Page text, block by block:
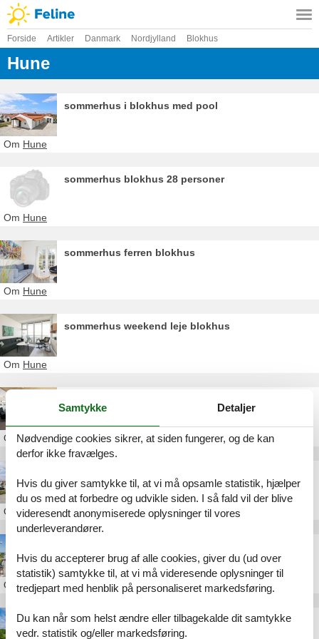
Forside Artikler Danmark Nordjylland Blokhus
Hune
sommerhus i blokhus med pool
Om Hune
sommerhus blokhus 28 personer
Om Hune
sommerhus ferren blokhus
Om Hune
sommerhus weekend leje blokhus
Om Hune
OmHune
OmHune
OmHune
sommerhus langtidsleje blokhus
Samtykke Detaljer
Nødvendige cookies sikrer, at siden fungerer, og de kan
derfor ikke fravælges.
Hvis du giver samtykke til, at vi må opsamle statistik, hjælper
du os med at forbedre og udvikle siden. I så fald vil der blive
videresendt anonymiserede oplysninger til vores
underleverandører.
Hvis du accepterer brug af alle cookies, giver du (ud over
statistik) samtykke til, at vi må videresende oplysninger til
tredjepart med henblik på personaliseret markedsføring.
Du kan når som helst ændre eller tilbagekalde dit samtykke
vedr. statistik og/eller markedsføring.